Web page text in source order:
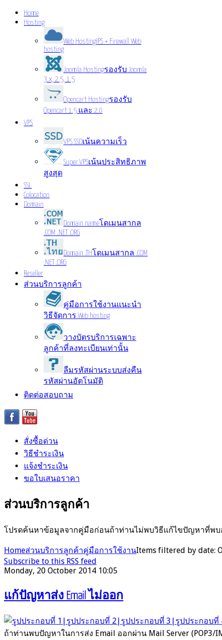
Home
Hosting
Web Hosting IPS + Firewall Web
hosting
Joomla Hostingรองรับ Joomla
3.x, 2.5, 1.5
Opencart Hostingรองรับ
Opencart 1.5 และ 2.0
VPS
VPS SSDเน้นความเร็ว
Super VPSเน้นประสิทธิภาพ
สูงสุด
SSL
Colocation
Domain
Domain name โดเมนสากล
.COM .NET .ORG
Domain .TH โดเมนสากล .COM
.NET .ORG
Reseller
ส่วนบริการลูกค้า
คู่มือการใช้งานแนะนำ
วิธีจัดการ Web hosting
วางบัตรบริการเฉพาะ
ลูกค้าที่ลงทะเบียนเท่านั้น
ลืมรหัสผ่านระบบส่งคืน
รหัสผ่านอัตโนมัติ
ติดต่อสอบถาม
สั่งซื้อด่วน
วิธีชำระเงิน
แจ้งชำระเงิน
ขอใบเสนอราคา
ส่วนบริการลูกค้า
โปรดค้นหาข้อมูลจากคู่มือก่อนถ้าท่านไม่พบวิธีแก้ไขปัญหาที่พบ
Homeส่วนบริการลูกค้าคู่มือการใช้งานItems filtered by date:
Subscribe to this RSS feed
Monday, 20 October 2014 10:05
แก้ปัญหาส่ง Email ไม่ออก
ถ้าท่านพบปัญหาในการส่ง Email ออกผ่าน Mail Server